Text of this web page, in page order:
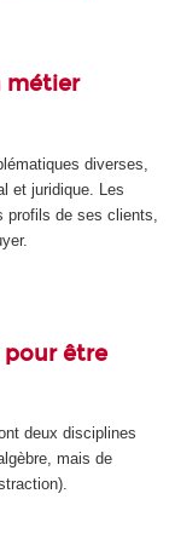
métier
diverses,
et juridique. Les
profils de ses clients,
être
deux disciplines
mais de